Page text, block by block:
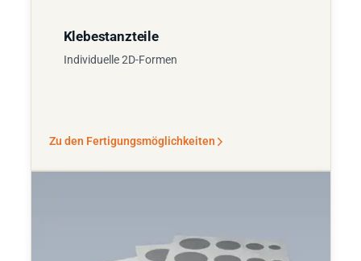
Klebestanzteile
Individuelle 2D-Formen
Zu den Fertigungsmöglichkeiten